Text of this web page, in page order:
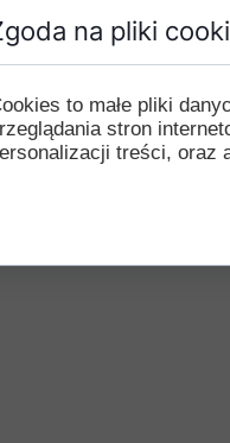
na pliki
to małe pliki
stron
treści, oraz